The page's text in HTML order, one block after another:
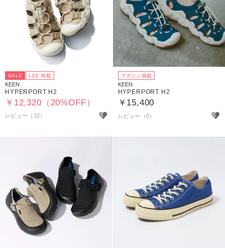
SALE LEE 掲載
KEEN
HYPERPORT H2
￥12,320（20%OFF）
レビュー（12）
マガジン掲載
KEEN
HYPERPORT H2
￥15,400